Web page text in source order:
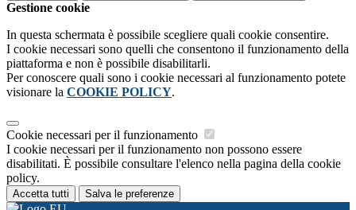
Gestione cookie
In questa schermata è possibile scegliere quali cookie consentire.
I cookie necessari sono quelli che consentono il funzionamento della
piattaforma e non è possibile disabilitarli.
Per conoscere quali sono i cookie necessari al funzionamento potete
visionare la COOKIE POLICY.
Cookie necessari per il funzionamento
I cookie necessari per il funzionamento non possono essere
disabilitati. È possibile consultare l'elenco nella pagina della cookie
policy.
Accetta tutti Salva le preferenze